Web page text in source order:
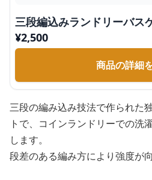
三段編込みランドリーバス
¥2,500
商品の詳細
三段の編み込み技法で作られた
トで、コインランドリーでの洗
します。
段差のある編み方により強度が